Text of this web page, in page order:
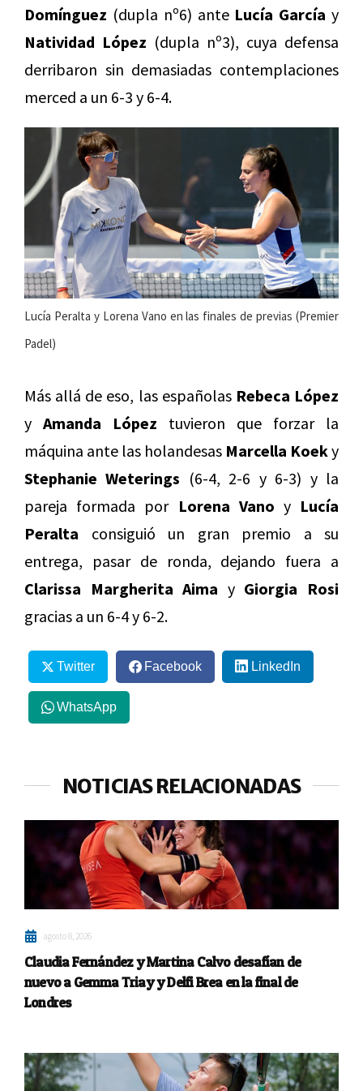
Domínguez (dupla nº6) ante Lucía García y
Natividad López (dupla nº3), cuya defensa
derribaron sin demasiadas contemplaciones
merced a un 6-3 y 6-4.
Lucía Peralta y Lorena Vano en las finales de previas (Premier
Padel)
Más allá de eso, las españolas Rebeca López
y Amanda López tuvieron que forzar la
máquina ante las holandesas Marcella Koeky
Stephanie Weterings (6-4, 2-6 y 6-3) y la
pareja formada por Lorena Vano y Lucía
Peralta consiguió un gran premio a su
entrega, pasar de ronda, dejando fuera a
Clarissa Margherita Aima y Giorgia Rosi
gracias a un 6-4 y 6-2.
Twitter Facebook LinkedIn
WhatsApp
NOTICIAS RELACIONADAS
agosto 8, 2026
Claudia Fernández y Martina Calvo desafían de
nuevo a Gemma Triay y Delfi Brea en la final de
Londres